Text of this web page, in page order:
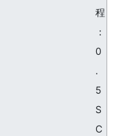
程
：
0
.
5
S
C